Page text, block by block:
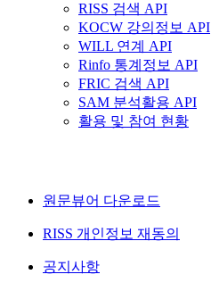
RISS 검색 API
KOCW 강의정보 API
WILL 연계 API
Rinfo 통계정보 API
FRIC 검색 API
SAM 분석활용 API
활용 및 참여 현황
원문뷰어 다운로드
RISS 개인정보 재동의
공지사항